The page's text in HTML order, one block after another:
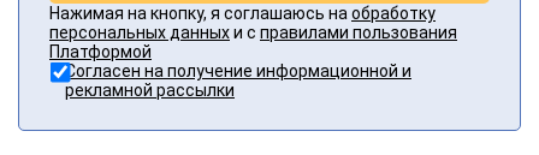
Нажимая на кнопку, я соглашаюсь на обработку
персональных данныхи с правилами пользования
Платформой
Согласен на получение информационной и
рекламной рассылки